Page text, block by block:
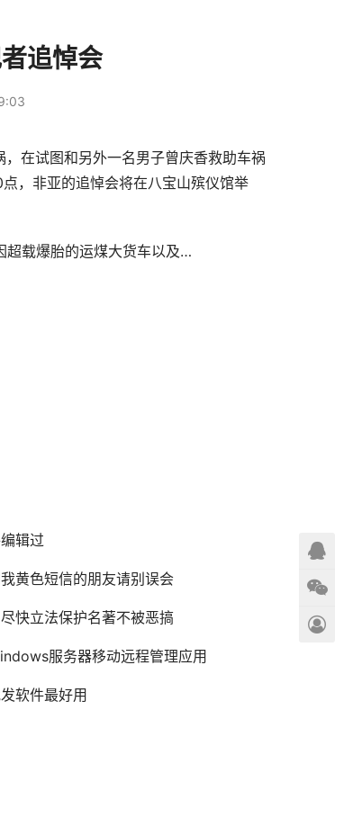
追悼会
在试图和另外一名男子曾庆香救助车祸
，非亚的追悼会将在八宝山殡仪馆举
超载爆胎的运煤大货车以及…
辑过
黄色短信的朋友请别误会
快立法保护名著不被恶搞
服务器移动远程管理应用
软件最好用